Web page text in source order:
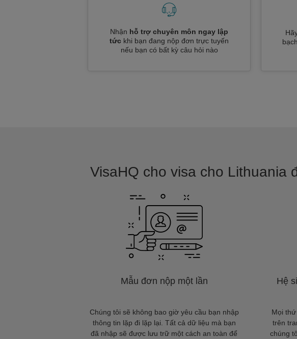
Nhận hỗ trợ chuyên môn ngay lập
tức khi bạn đang nộp đơn trực tuyến
nếu bạn có bất kỳ câu hỏi nào
VisaHQ cho visa cho Lithuania
Mẫu đơn nộp một lần
Chúng tôi sẽ không bao giờ yêu cầu bạn nhập
thông tin lặp đi lặp lại. Tất cả dữ liệu mà bạn
đã nhập sẽ được lưu trữ một cách an toàn để
Hệ
Mọi
trên
chúng